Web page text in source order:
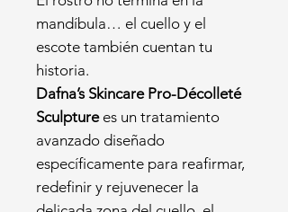
mandíbula… el cuello y el
escote también cuentan tu
historia.
Dafna’s Skincare Pro-Décolleté
Sculpturees un tratamiento
avanzado diseñado
específicamente para reafirmar,
redefinir y rejuvenecer la